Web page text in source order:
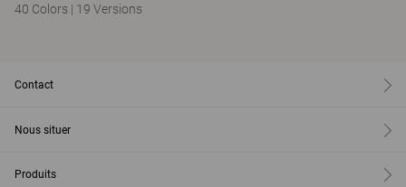
40 Colors | 19 Versions
Contact
Nous situer
Produits